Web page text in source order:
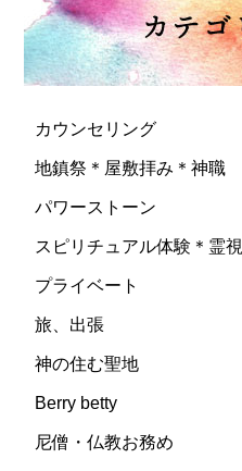
カウンセリング
地鎮祭＊屋敷拝み＊神職
パワーストーン
スピリチュアル体験＊霊視
プライベート
旅、出張
神の住む聖地
Berry betty
尼僧・仏教お務め